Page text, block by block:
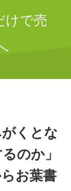
けで売
くとな
のか」
お葉書